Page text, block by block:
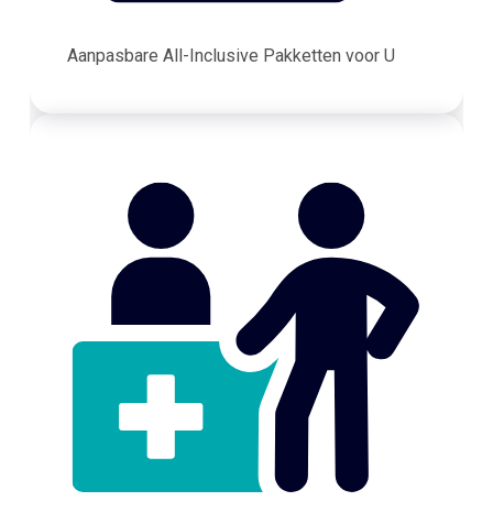
Aanpasbare All-Inclusive Pakketten voor U